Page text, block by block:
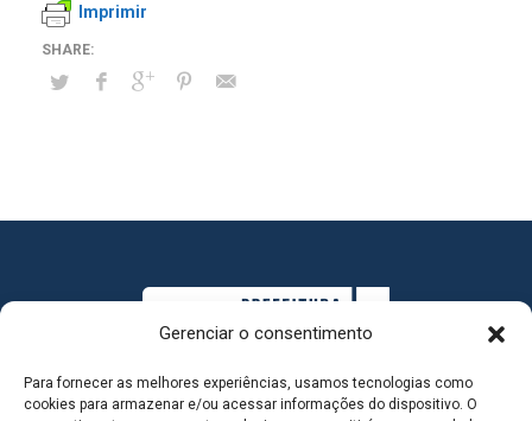
Gerenciar o consentimento
Para fornecer as melhores experiências, usamos tecnologias como
cookies para armazenar e/ou acessar informações do dispositivo. O
Imprimir